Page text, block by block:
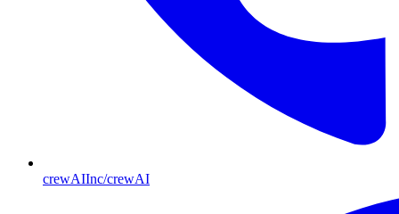
crewAIInc/crewAI